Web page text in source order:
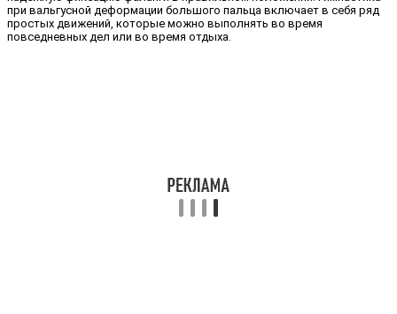
при вальгусной деформации большого пальца включает в себя ряд
простых движений, которые можно выполнять во время
повседневных дел или во время отдыха.